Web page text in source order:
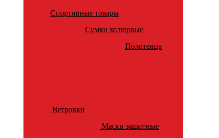
Спортивные товары
Сумки холщовые
Полотенца
Ветровки
Маски защитные